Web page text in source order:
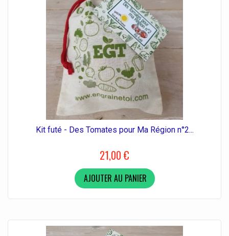
Kit futé - Des Tomates pour Ma Région n°2...
21,00 €
AJOUTER AU PANIER